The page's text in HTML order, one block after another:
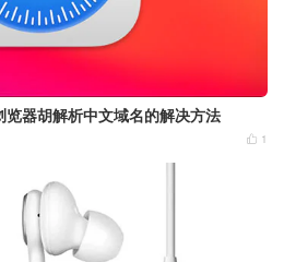
器胡解析中文域名的解决方法
 1